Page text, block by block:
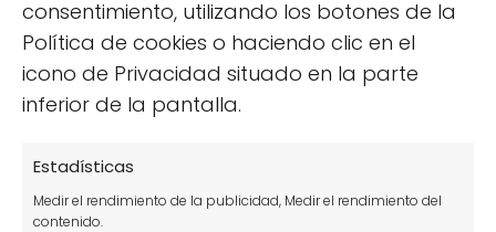
consentimiento, utilizando los botones de la
Política de cookies o haciendo clic en el
icono de Privacidad situado en la parte
inferior de la pantalla.
Estadísticas
Medir el rendimiento de la publicidad, Medir el rendimiento del
contenido.
interesante para la salud cerebral a medida
que envejecemos.
Dónde comprar Melena de
León: opciones en Mercadona
y Amazon